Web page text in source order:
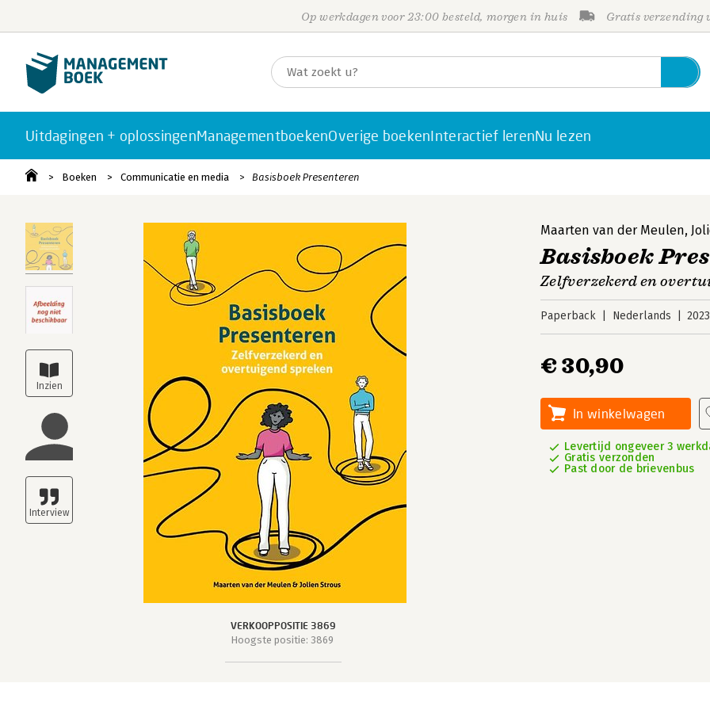
Op werkdagen voor 23:00 besteld, morgen in huis Gratis verzending
Uitdagingen + oplossingenManagementboekenOverige boekenInteractief lerenNu lezen
Boeken Communicatie en media Basisboek Presenteren
VERKOOPPOSITIE 3869
Hoogste positie: 3869
Maarten van der Meulen,
Basisboek
Zelfverzekerd en
Paperback Nederlands 2023
€ 30,90
In winkelwagen
Levertijd ongeveer 3
Gratis verzonden
Past door de brievenbus